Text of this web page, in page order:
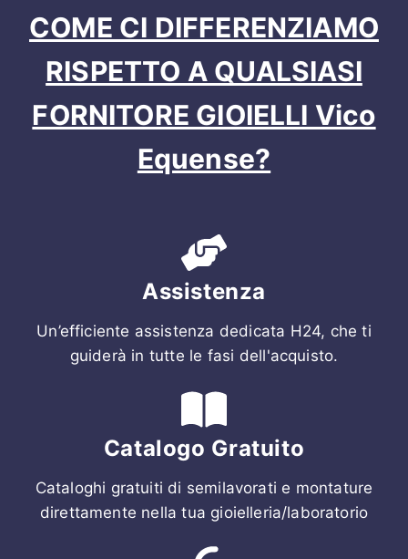
COME CI DIFFERENZIAMO
RISPETTO A QUALSIASI
FORNITORE GIOIELLI Vico
Equense?
Assistenza
Un’efficiente assistenza dedicata H24, che ti
guiderà in tutte le fasi dell'acquisto.
Catalogo Gratuito
Cataloghi gratuiti di semilavorati e montature
direttamente nella tua gioielleria/laboratorio